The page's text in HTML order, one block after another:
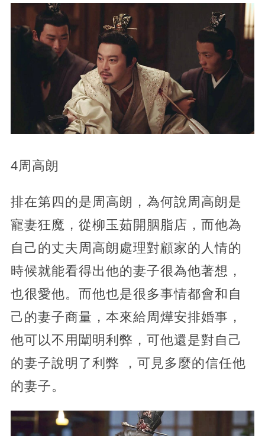
4周高朗
排在第四的是周高朗，為何說周高朗是
寵妻狂魔，從柳玉茹開胭脂店，而他為
自己的丈夫周高朗處理對顧家的人情的
時候就能看得出他的妻子很為他著想，
也很愛他。而他也是很多事情都會和自
己的妻子商量，本來給周燁安排婚事，
他可以不用闡明利弊，可他還是對自己
的妻子說明了利弊 ，可見多麼的信任他
的妻子。